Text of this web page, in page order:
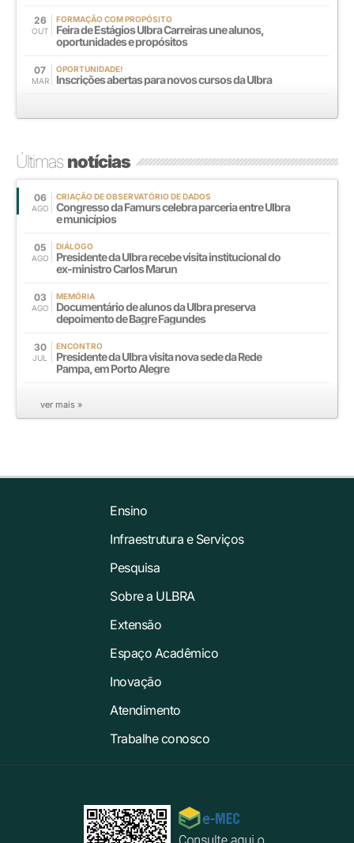
26
OUT
FORMAÇÃO COM PROPÓSITO
Feira de Estágios Ulbra Carreiras une alunos,
oportunidades e propósitos
07
MAR
OPORTUNIDADE!
Inscrições abertas para novos cursos da Ulbra
Últimasnotícias
06
AGO
CRIAÇÃO DE OBSERVATÓRIO DE DADOS
Congresso da Famurs celebra parceria entre Ulbra
e municípios
05
AGO
DIÁLOGO
Presidente da Ulbra recebe visita institucional do
ex-ministro Carlos Marun
03
AGO
MEMÓRIA
Documentário de alunos da Ulbra preserva
depoimento de Bagre Fagundes
30
JUL
ENCONTRO
Presidente da Ulbra visita nova sede da Rede
Pampa, em Porto Alegre
ver mais »
Ensino
Infraestrutura e Serviços
Pesquisa
Sobre a ULBRA
Extensão
Espaço Acadêmico
Inovação
Atendimento
Trabalhe conosco